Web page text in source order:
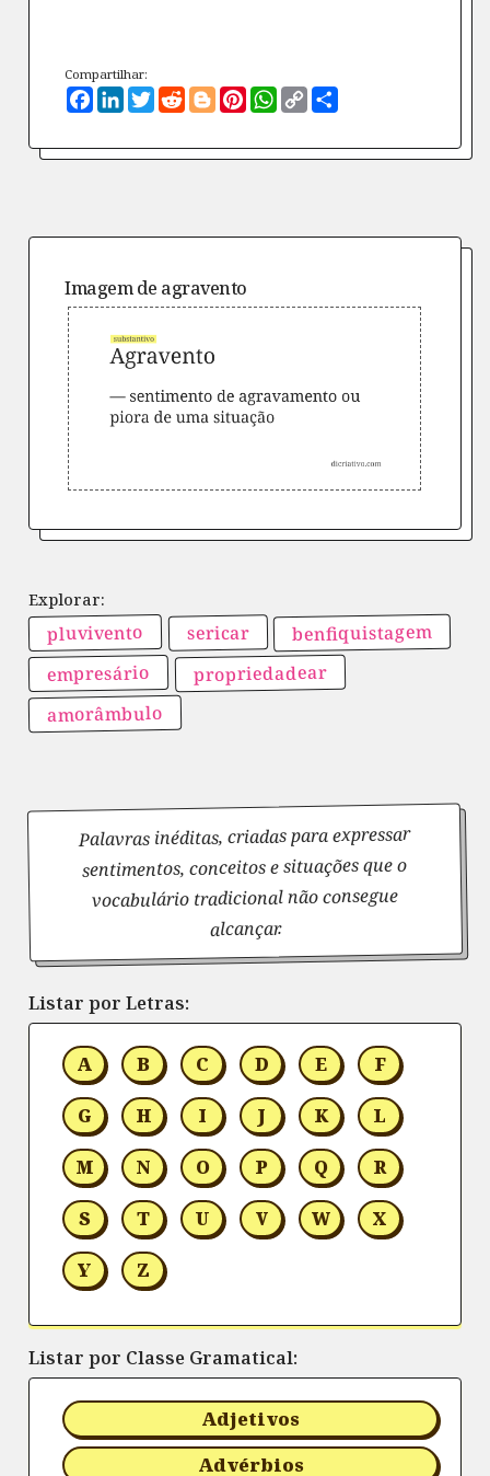
Compartilhar:
Facebook
LinkedIn
TwitterRedditBloggerPinterest
WhatsApp
Copy
Link
Imagem de agravento
pluvivento sericar benfiquistagem
empresário propriedadear
amorâmbulo
Palavras inéditas, criadas para expressar
sentimentos, conceitos e situações que o
vocabulário tradicional não consegue
alcançar.
Listar por Letras:
A B C D E F
G H I J K L
M N O P Q R
S T U V W X
Y Z
Listar por Classe Gramatical:
Adjetivos
Advérbios